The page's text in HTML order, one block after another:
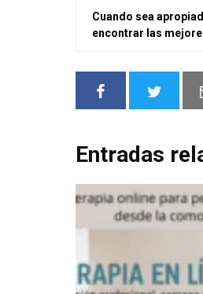
Cuando sea
encontrar las
Entradas